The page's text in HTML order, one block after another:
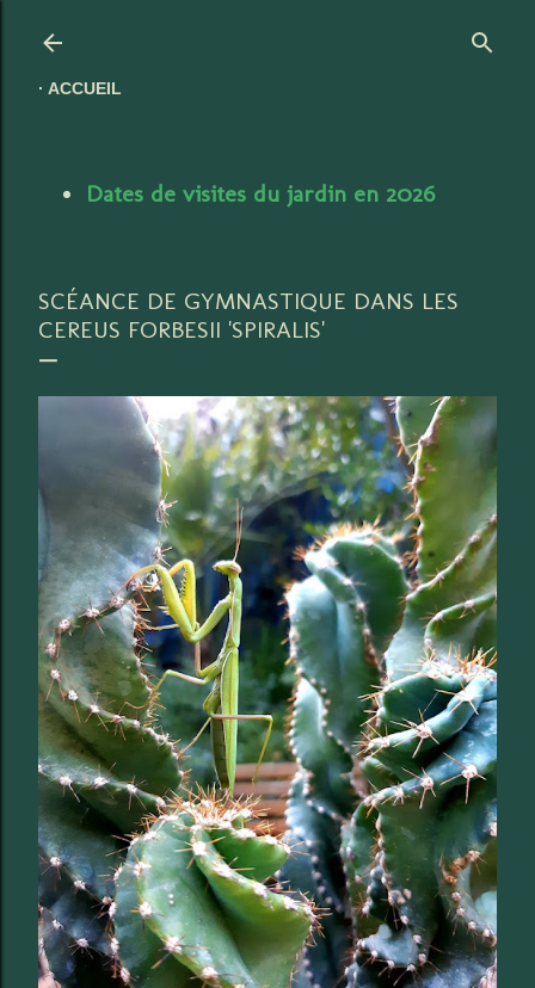
ACCUEIL
Dates de visites du jardin en 2026
SCÉANCE DE GYMNASTIQUE DANS LES
CEREUS FORBESII 'SPIRALIS'